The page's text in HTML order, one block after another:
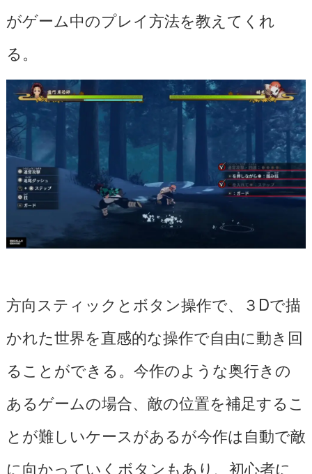
がゲーム中のプレイ方法を教えてくれ
る。
方向スティックとボタン操作で、３Dで描
かれた世界を直感的な操作で自由に動き回
ることができる。今作のような奥行きの
あるゲームの場合、敵の位置を補足するこ
とが難しいケースがあるが今作は自動で敵
に向かっていくボタンもあり、初心者に